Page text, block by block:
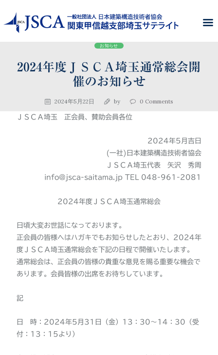
お知らせ
2024年度ＪＳＣＡ埼玉通常総会開
催のお知らせ
2024年5月22日 by 0 Comments
ＪＳＣＡ埼玉 正会員、賛助会員各位
2024年5月吉日
(一社)日本建築構造技術者協会
ＪＳＣＡ埼玉代表 矢沢 秀周
info@jsca-saitama.jp TEL 048-961-2081
2024年度ＪＳＣＡ埼玉通常総会
日頃大変お世話になっております。
正会員の皆様へはハガキでもお知らせしたとおり、2024年
度ＪＳＣＡ埼玉通常総会を下記の日程で開催いたします。
通常総会は、正会員の皆様の貴重な意見を賜る重要な機会で
あります。会員皆様の出席をお待ちしています。
記
日 時：2024年5月31日（金）13：30～14：30（受
付：13：15より）